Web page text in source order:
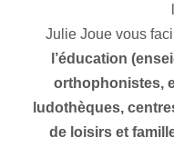
Julie Joue vous
l’éducation
orthophonistes,
ludothèques,
de loisirs et